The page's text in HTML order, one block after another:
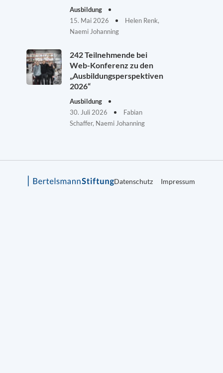
Ausbildung
15. Mai 2026
Helen Renk,
Naemi Johanning
242 Teilnehmende bei
Web-Konferenz zu den
„Ausbildungsperspektiven
2026“
Ausbildung
30. Juli 2026
Fabian
Schaffer, Naemi Johanning
Datenschutz Impressum